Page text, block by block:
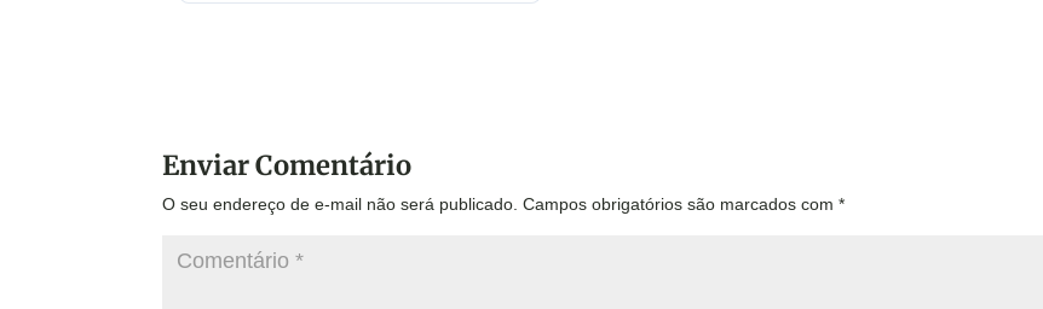
Enviar Comentário
O seu endereço de e-mail não será publicado. Campos obrigatórios são marcados com*